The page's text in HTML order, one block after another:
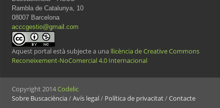
Rambla de Catalunya, 10
08007 Barcelona
acccgestio@gmail.com
Aquest portal està subjecte a una llicència de Creative Commons
Reconeixement-NoComercial 4.0 Internacional
Copyright 2014Codelic
Sobre Buscaciència/Avís legal/ Política de privacitat/Contacte